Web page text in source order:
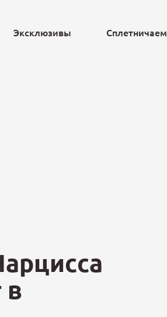
Эксклюзивы Сплетничаем
в